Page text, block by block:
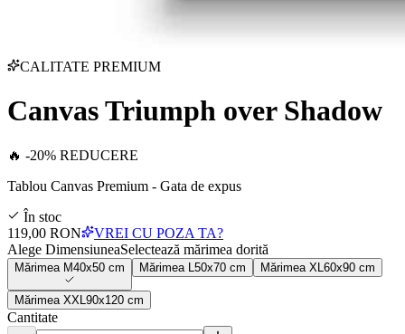
CALITATE PREMIUM
Canvas Triumph over Shadow
🔥 -20% REDUCERE
Tablou Canvas Premium - Gata de expus
În stoc
119,00 RON
VREI CU POZA TA?
Alege DimensiuneaSelectează mărimea dorită
Mărimea M40x50 cm Mărimea 50x70 cm Mărimea XL 60x90 cm
Mărimea XXL 90x120 cm
Cantitate